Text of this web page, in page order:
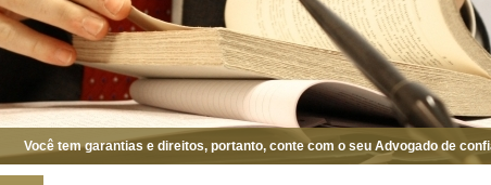
Você tem garantias e direitos, portanto, conte com o seu Advogado de